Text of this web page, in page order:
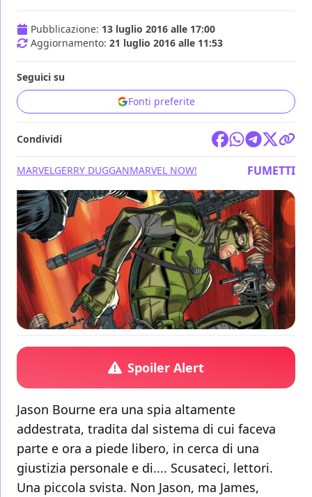
Pubblicazione: 13 luglio 2016 alle 17:00
Aggiornamento: 21 luglio 2016 alle 11:53
Seguici su
Fonti preferite
Condividi
MARVELGERRY DUGGANMARVEL NOW! FUMETTI
Spoiler Alert
Jason Bourne era una spia altamente
addestrata, tradita dal sistema di cui faceva
parte e ora a piede libero, in cerca di una
giustizia personale e di.... Scusateci, lettori.
Una piccola svista. Non Jason, ma James,